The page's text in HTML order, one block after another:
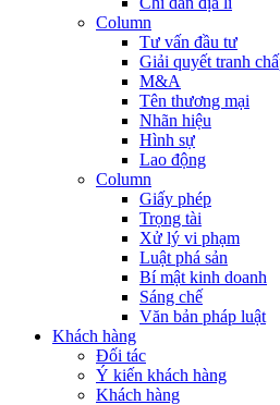
Column
Tư vấn đầu tư
Giải quyết tranh
M&A
Tên thương mại
Nhãn hiệu
Hình sự
Lao động
Column
Giấy phép
Trọng tài
Xử lý vi phạm
Luật phá sản
Bí mật kinh doanh
Sáng chế
Văn bản pháp luật
Khách hàng
Đối tác
Ý kiến khách hàng
Khách hàng